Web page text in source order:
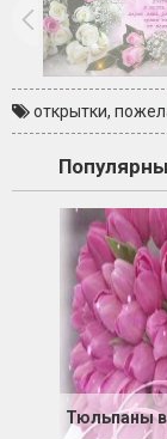
открытки,